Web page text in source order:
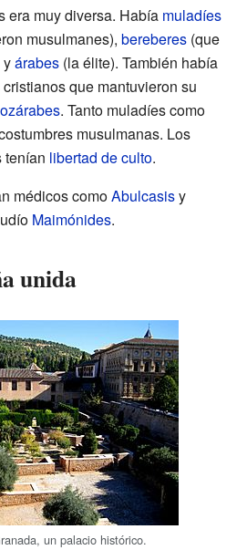
era muy diversa. Había muladíes
musulmanes), bereberes (que
yárabes (la élite). También había
cristianos que mantuvieron su
. Tanto muladíes como
musulmanas. Los
tenían libertad de culto.
médicos comoAbulcasisy
Maimónides.
unida
un palacio histórico.